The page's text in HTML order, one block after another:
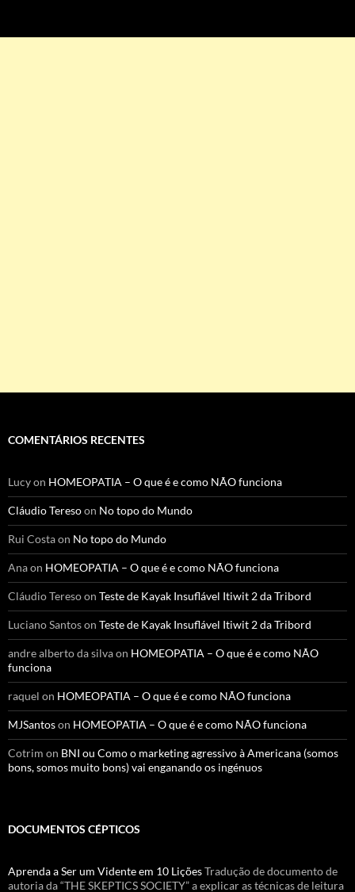
COMENTÁRIOS RECENTES
Lucyon HOMEOPATIA – O que é e como NÃO funciona
Cláudio Teresoon No topo do Mundo
Rui Costaon No topo do Mundo
Anaon HOMEOPATIA – O que é e como NÃO funciona
Cláudio Teresoon Teste de Kayak Insuflável Itiwit 2 da Tribord
Luciano Santoson Teste de Kayak Insuflável Itiwit 2 da Tribord
andre alberto da silvaon HOMEOPATIA – O que é e como NÃO
funciona
raquel on HOMEOPATIA – O que é e como NÃO funciona
MJSantoson HOMEOPATIA – O que é e como NÃO funciona
Cotrim on BNI ou Como o marketing agressivo à Americana (somos
bons, somos muito bons) vai enganando os ingénuos
DOCUMENTOS CÉPTICOS
Aprenda a Ser um Vidente em 10 LiçõesTradução de documento de
autoria da “THE SKEPTICS SOCIETY” a explicar as técnicas de leitura